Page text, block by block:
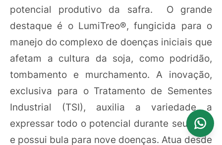
potencial produtivo da safra. O grande
destaque é o LumiTreo®, fungicida para o
manejo do complexo de doenças iniciais que
afetam a cultura da soja, como podridão,
tombamento e murchamento. A inovação,
exclusiva para o Tratamento de Sementes
Industrial (TSI), auxilia a variedade a
expressar todo o potencial durante seu ciclo
e possui bula para nove doenças. Atua desde